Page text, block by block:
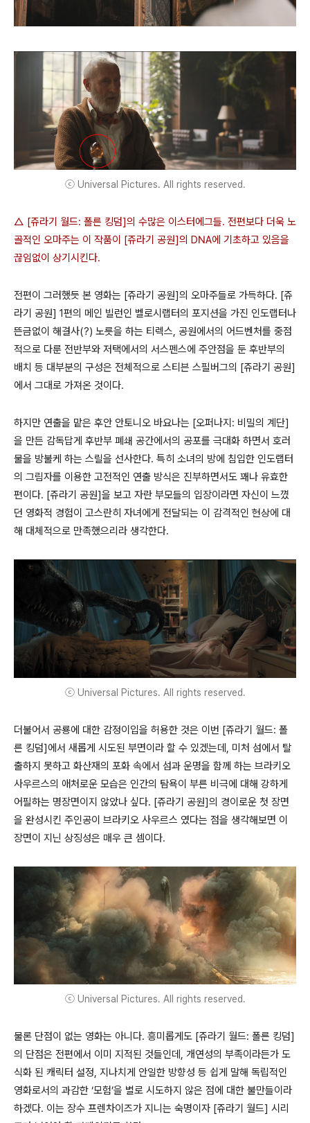
ⓒ Universal Pictures. All rights reserved.
△ [쥬라기 월드: 폴른 킹덤]의 수많은 이스터에그들. 전편보다 더욱 노
골적인 오마주는 이 작품이 [쥬라기 공원]의 DNA에 기초하고 있음을
끊임없이 상기시킨다.
전편이 그러했듯 본 영화는 [쥬라기 공원]의 오마주들로 가득하다. [쥬
라기 공원] 1편의 메인 빌런인 벨로시랩터의 포지션을 가진 인도랩터나
뜬금없이 해결사(?) 노릇을 하는 티렉스, 공원에서의 어드벤처를 중점
적으로 다룬 전반부와 저택에서의 서스펜스에 주안점을 둔 후반부의
배치 등 대부분의 구성은 전체적으로 스티븐 스필버그의 [쥬라기 공원]
에서 그대로 가져온 것이다.
하지만 연출을 맡은 후안 안토니오 바요나는 [오퍼나지: 비밀의 계단]
을 만든 감독답게 후반부 폐쇄 공간에서의 공포를 극대화 하면서 호러
물을 방불케 하는 스릴을 선사한다. 특히 소녀의 방에 침입한 인도랩터
의 그림자를 이용한 고전적인 연출 방식은 진부하면서도 꽤나 유효한
편이다. [쥬라기 공원]을 보고 자란 부모들의 입장이라면 자신이 느꼈
던 영화적 경험이 고스란히 자녀에게 전달되는 이 감격적인 현상에 대
해 대체적으로 만족했으리라 생각한다.
ⓒ Universal Pictures. All rights reserved.
더불어서 공룡에 대한 감정이입을 허용한 것은 이번 [쥬라기 월드: 폴
른 킹덤]에서 새롭게 시도된 부면이라 할 수 있겠는데, 미처 섬에서 탈
출하지 못하고 화산재의 포화 속에서 섬과 운명을 함께 하는 브라키오
사우르스의 애처로운 모습은 인간의 탐욕이 부른 비극에 대해 강하게
어필하는 명장면이지 않았나 싶다. [쥬라기 공원]의 경이로운 첫 장면
을 완성시킨 주인공이 브라키오 사우르스 였다는 점을 생각해보면 이
장면이 지닌 상징성은 매우 큰 셈이다.
ⓒ Universal Pictures. All rights reserved.
물론 단점이 없는 영화는 아니다. 흥미롭게도 [쥬라기 월드: 폴른 킹덤]
의 단점은 전편에서 이미 지적된 것들인데, 개연성의 부족이라든가 도
식화 된 캐릭터 설정, 지나치게 안일한 방향성 등 쉽게 말해 독립적인
영화로서의 과감한 ‘모험’을 별로 시도하지 않은 점에 대한 불만들이라
하겠다. 이는 장수 프렌차이즈가 지니는 숙명이자 [쥬라기 월드] 시리